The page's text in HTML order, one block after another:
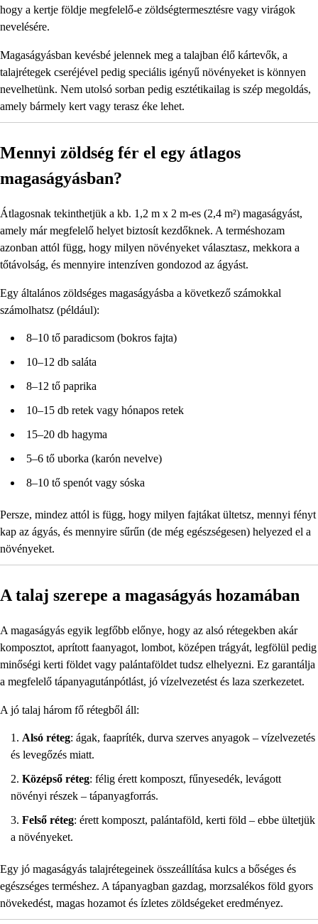
hogy a kertje földje megfelelő-e zöldségtermesztésre vagy virágok
nevelésére.
Magaságyásban kevésbé jelennek meg a talajban élő kártevők, a
talajrétegek cseréjével pedig speciális igényű növényeket is könnyen
nevelhetünk. Nem utolsó sorban pedig esztétikailag is szép megoldás,
amely bármely kert vagy terasz éke lehet.
Mennyi zöldség fér el egy átlagos
magaságyásban?
Átlagosnak tekinthetjük a kb. 1,2 m x 2 m-es (2,4 m²) magaságyást,
amely már megfelelő helyet biztosít kezdőknek. A terméshozam
azonban attól függ, hogy milyen növényeket választasz, mekkora a
tőtávolság, és mennyire intenzíven gondozod az ágyást.
Egy általános zöldséges magaságyásba a következő számokkal
számolhatsz (például):
8–10 tő paradicsom (bokros fajta)
10–12 db saláta
8–12 tő paprika
10–15 db retek vagy hónapos retek
15–20 db hagyma
5–6 tő uborka (karón nevelve)
8–10 tő spenót vagy sóska
Persze, mindez attól is függ, hogy milyen fajtákat ültetsz, mennyi fényt
kap az ágyás, és mennyire sűrűn (de még egészségesen) helyezed el a
növényeket.
A talaj szerepe a magaságyás hozamában
A magaságyás egyik legfőbb előnye, hogy az alsó rétegekben akár
komposztot, aprított faanyagot, lombot, középen trágyát, legfölül pedig
minőségi kerti földet vagy palántaföldet tudsz elhelyezni. Ez garantálja
a megfelelő tápanyagutánpótlást, jó vízelvezetést és laza szerkezetet.
A jó talaj három fő rétegből áll:
Alsó réteg: ágak, faapríték, durva szerves anyagok – vízelvezetés
és levegőzés miatt.
Középső réteg: félig érett komposzt, fűnyesedék, levágott
növényi részek – tápanyagforrás.
Felső réteg: érett komposzt, palántaföld, kerti föld – ebbe ültetjük
a növényeket.
Egy jó magaságyás talajrétegeinek összeállítása kulcs a bőséges és
egészséges terméshez. A tápanyagban gazdag, morzsalékos föld gyors
növekedést, magas hozamot és ízletes zöldségeket eredményez.